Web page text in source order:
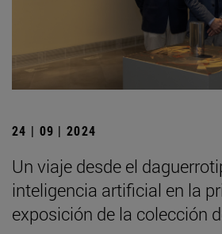
24 | 09 | 2024
Un viaje desde el
inteligencia artificial en la
exposición de la colección